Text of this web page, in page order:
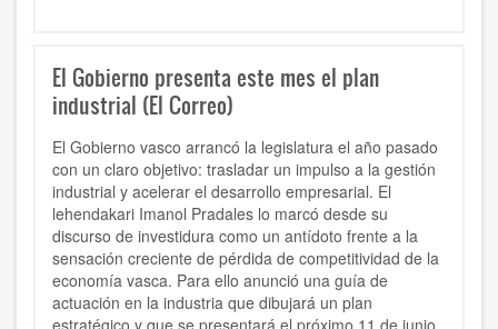
El Gobierno presenta este mes el plan
industrial (El Correo)
El Gobierno vasco arrancó la legislatura el año pasado
con un claro objetivo: trasladar un impulso a la gestión
industrial y acelerar el desarrollo empresarial. El
lehendakari Imanol Pradales lo marcó desde su
discurso de investidura como un antídoto frente a la
sensación creciente de pérdida de competitividad de la
economía vasca. Para ello anunció una guía de
actuación en la industria que dibujará un plan